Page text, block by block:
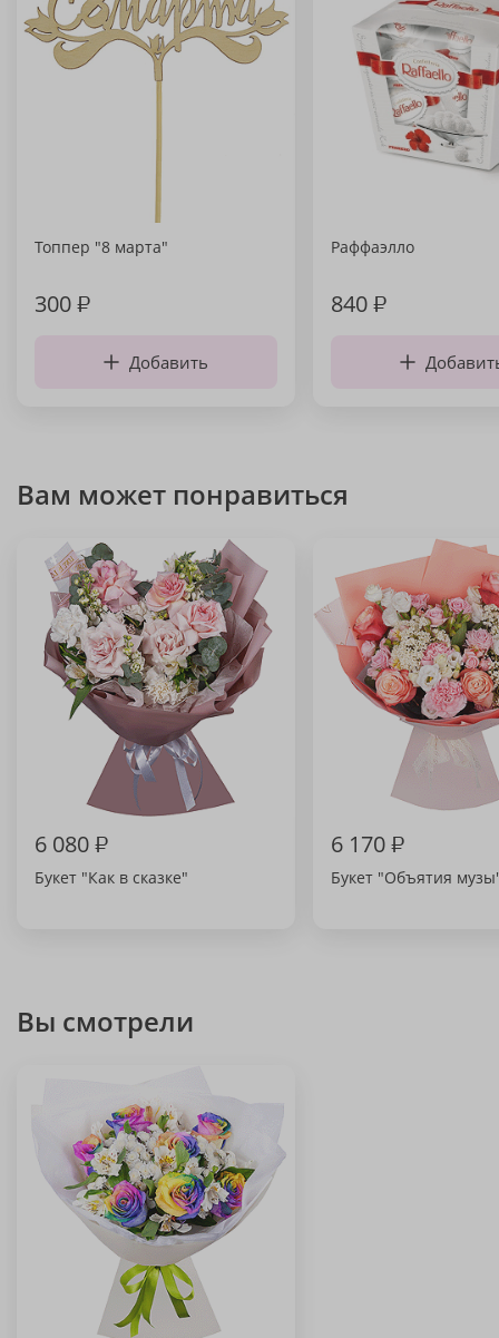
Топпер "8 марта"
300₽
Добавить
Раффаэлло
840₽
Вам может понравиться
6 080₽
Букет "Как в сказке"
6 170₽
Букет "Объятия
Вы смотрели